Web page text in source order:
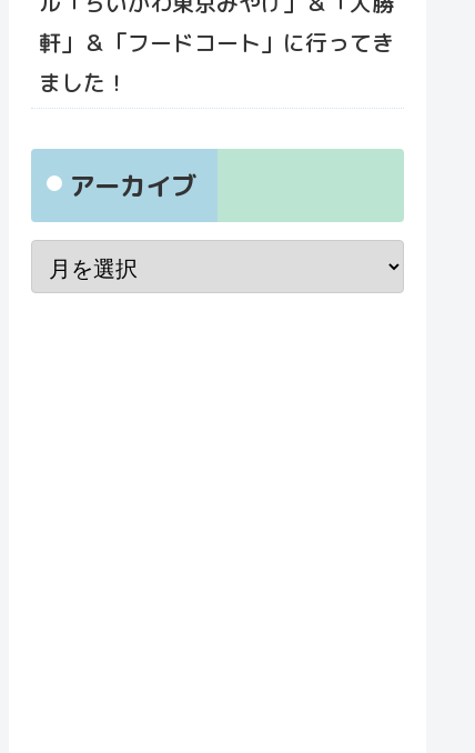
軒」＆「フードコート」に行ってき
ました！
アーカイブ